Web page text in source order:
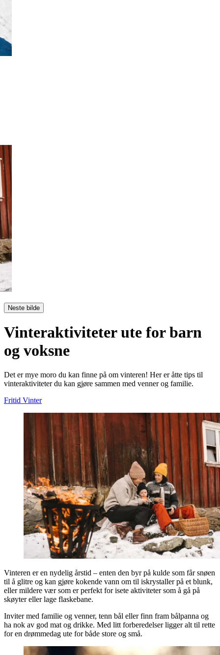
Neste bilde
Vinteraktiviteter ute for barn
og voksne
Det er mye moro du kan finne på om vinteren! Her er åtte tips til
vinteraktiviteter du kan gjøre sammen med venner og familie.
Fritid Vinter
Vinteren er en nydelig årstid – enten den byr på kulde som får snøen
til å glitre og kan gjøre kokende vann om til iskrystaller på et blunk,
eller mildere vær som er perfekt for isete aktiviteter som å gå på
skøyter eller lage flaskebane.
Inviter med familie og venner, tenn bål eller finn fram bålpanna og
ha nok av god mat og drikke. Med litt forberedelser ligger alt til rette
for en drømmedag ute for både store og små.